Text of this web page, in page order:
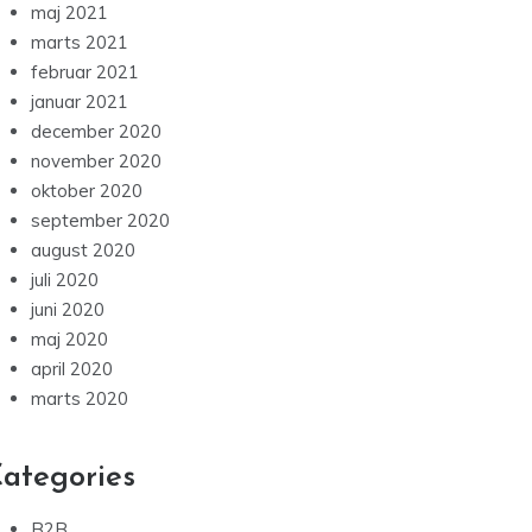
maj 2021
marts 2021
februar 2021
januar 2021
december 2020
november 2020
oktober 2020
september 2020
august 2020
juli 2020
juni 2020
maj 2020
april 2020
marts 2020